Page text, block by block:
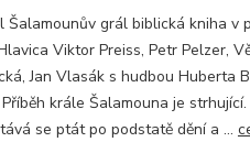
Šalamounův grál biblická kniha v
Viktor Preiss, Petr Pelzer,
Jan Vlasák s hudbou Huberta
krále Šalamouna je
se ptát po podstatě dění a ...